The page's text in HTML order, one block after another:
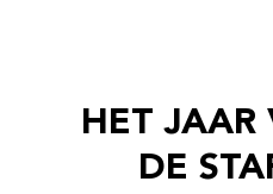
HET JAAR
DE